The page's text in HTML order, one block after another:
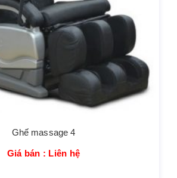
Ghế massage 4
Giá bán : Liên hệ